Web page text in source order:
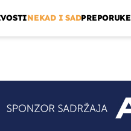
NEKAD I SADPREPORUKE